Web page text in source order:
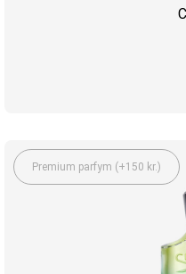
Premium parfym (+150 kr.)